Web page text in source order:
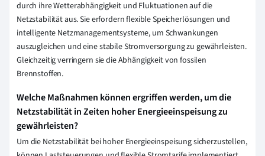
durch ihre Wetterabhängigkeit und Fluktuationen auf die
Netzstabilität aus. Sie erfordern flexible Speicherlösungen und
intelligente Netzmanagementsysteme, um Schwankungen
auszugleichen und eine stabile Stromversorgung zu gewährleisten.
Gleichzeitig verringern sie die Abhängigkeit von fossilen
Brennstoffen.
Welche Maßnahmen können ergriffen werden, um die
Netzstabilität in Zeiten hoher Energieeinspeisung zu
gewährleisten?
Um die Netzstabilität bei hoher Energieeinspeisung sicherzustellen,